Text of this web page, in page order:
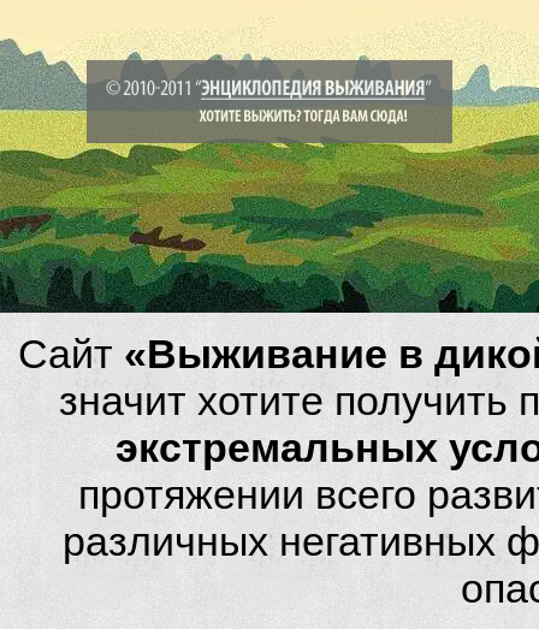
Сайт «Выживание в
значит хотите
экстремальных
протяжении всего
различных негативных